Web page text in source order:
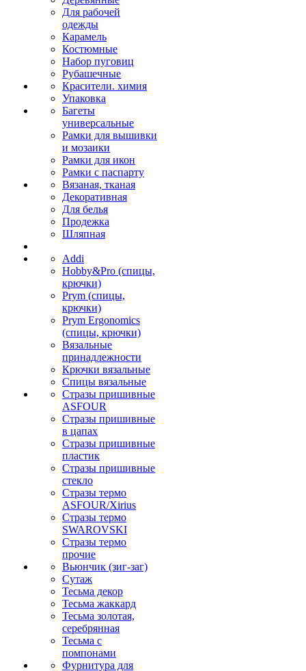
Для рабочей
одежды
Карамель
Костюмные
Набор пуговиц
Рубашечные
Красители. химия
Упаковка
Багеты
универсальные
Рамки для вышивки
и мозаики
Рамки для икон
Рамки с паспарту
Вязаная, тканая
Декоративная
Для белья
Продежка
Шляпная
Addi
Hobby&Pro (спицы,
крючки)
Prym (спицы,
крючки)
Prym Ergonomics
(спицы, крючки)
Вязальные
принадлежности
Крючки вязальные
Спицы вязальные
Стразы пришивные
ASFOUR
Стразы пришивные
в цапах
Стразы пришивные
пластик
Стразы пришивные
стекло
Стразы термо
ASFOUR/Xirius
Стразы термо
SWAROVSKI
Стразы термо
прочие
Вьюнчик (зиг-заг)
Сутаж
Тесьма декор
Тесьма жаккард
Тесьма золотая,
серебрянная
Тесьма с
помпонами
Фурнитура для